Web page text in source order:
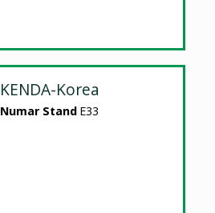
KENDA-Korea
Numar Stand E33